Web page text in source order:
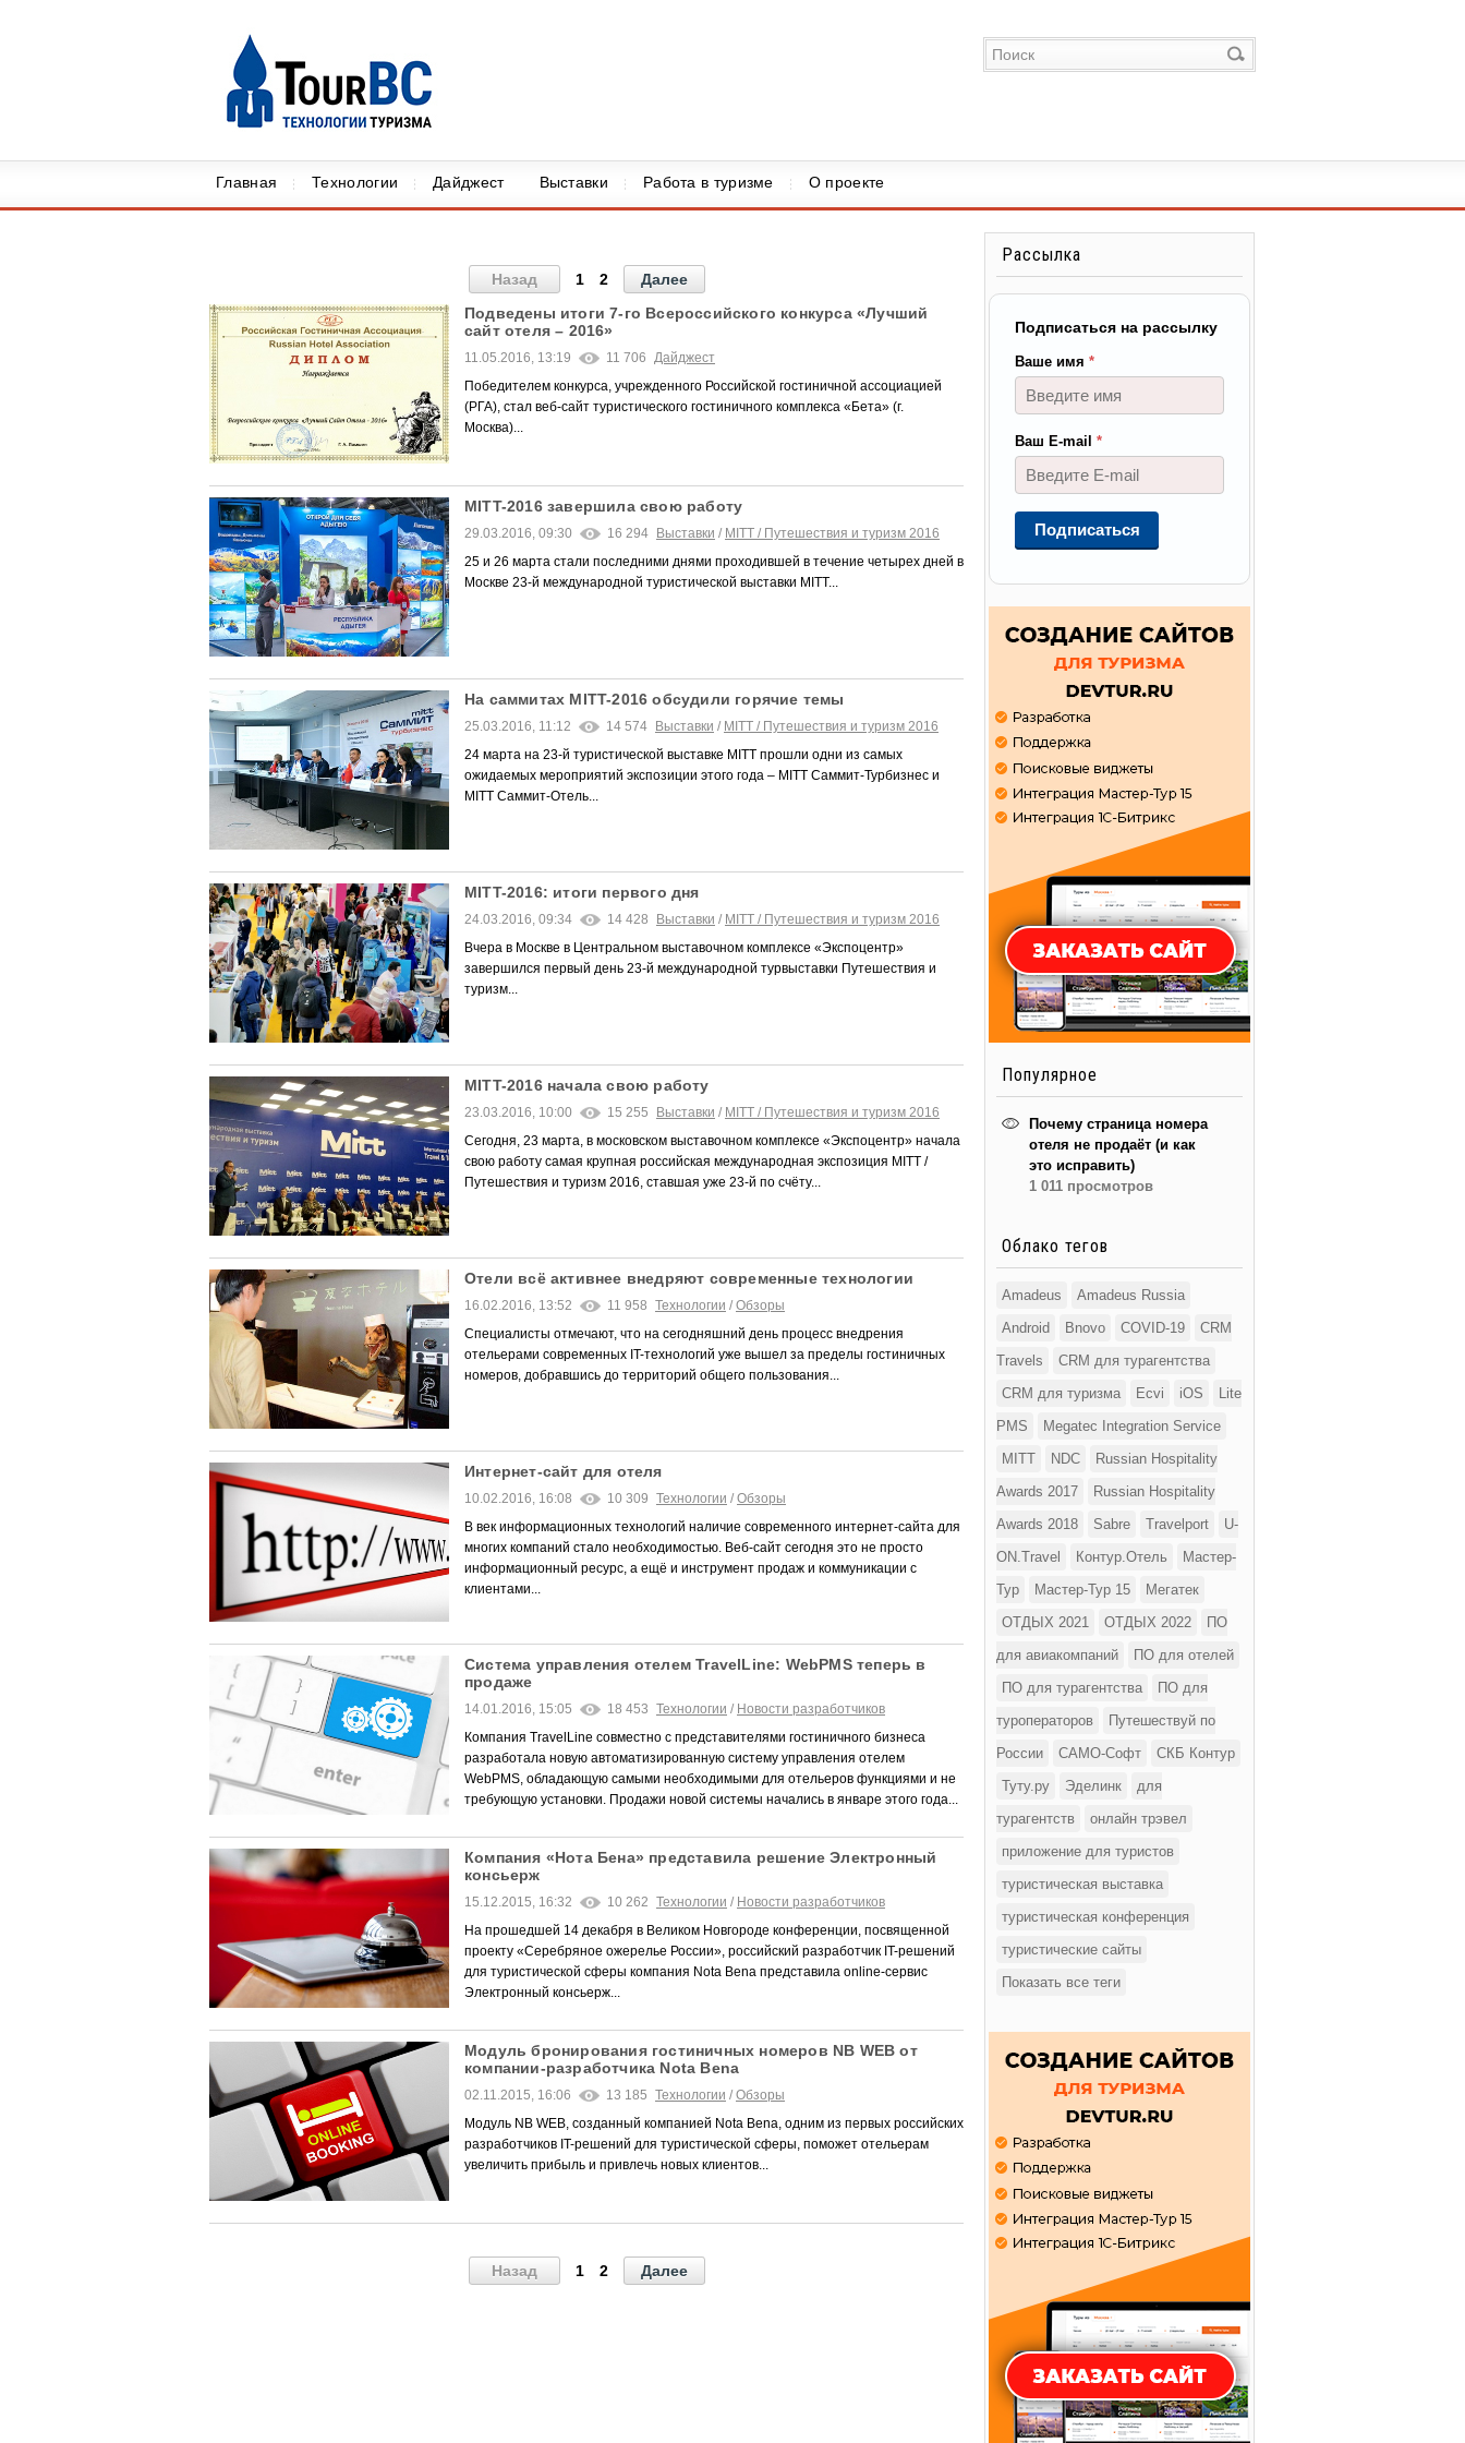
Главная Технологии Дайджест Выставки Работа в туризме О проекте
Назад 1 2
Далее
Подведены итоги 7-го Всероссийского конкурса «Лучший
сайт отеля – 2016»
11.05.2016, 13:19 11 706 Дайджест
Победителем конкурса, учрежденного Российской гостиничной ассоциацией
(РГА), стал веб-сайт туристического гостиничного комплекса «Бета» (г.
Москва)...
MITT-2016 завершила свою работу
29.03.2016, 09:30 16 294 Выставки / MITT / Путешествия и туризм 2016
25 и 26 марта стали последними днями проходившей в течение четырех дней в
Москве 23-й международной туристической выставки MITT...
На саммитах MITT-2016 обсудили горячие темы
25.03.2016, 11:12 14 574 Выставки / MITT / Путешествия и туризм 2016
24 марта на 23-й туристической выставке MITT прошли одни из самых
ожидаемых мероприятий экспозиции этого года – MITT Саммит-Турбизнес и
MITT Саммит-Отель...
MITT-2016: итоги первого дня
24.03.2016, 09:34 14 428 Выставки / MITT / Путешествия и туризм 2016
Вчера в Москве в Центральном выставочном комплексе «Экспоцентр»
завершился первый день 23-й международной турвыставки Путешествия и
туризм...
MITT-2016 начала свою работу
23.03.2016, 10:00 15 255 Выставки / MITT / Путешествия и туризм 2016
Сегодня, 23 марта, в московском выставочном комплексе «Экспоцентр» начала
свою работу самая крупная российская международная экспозиция MITT /
Путешествия и туризм 2016, ставшая уже 23-й по счёту...
Отели всё активнее внедряют современные технологии
16.02.2016, 13:52 11 958 Технологии / Обзоры
Специалисты отмечают, что на сегодняшний день процесс внедрения
отельерами современных IT-технологий уже вышел за пределы гостиничных
номеров, добравшись до территорий общего пользования...
Интернет-сайт для отеля
10.02.2016, 16:08 10 309 Технологии / Обзоры
В век информационных технологий наличие современного интернет-сайта для
многих компаний стало необходимостью. Веб-сайт сегодня это не просто
информационный ресурс, а ещё и инструмент продаж и коммуникации с
клиентами...
Система управления отелем TravelLine: WebPMS теперь в
продаже
14.01.2016, 15:05 18 453 Технологии / Новости разработчиков
Компания TravelLine совместно с представителями гостиничного бизнеса
разработала новую автоматизированную систему управления отелем
WebPMS, обладающую самыми необходимыми для отельеров функциями и не
требующую установки. Продажи новой системы начались в январе этого года...
Компания «Нота Бена» представила решение Электронный
консьерж
15.12.2015, 16:32 10 262 Технологии / Новости разработчиков
На прошедшей 14 декабря в Великом Новгороде конференции, посвященной
проекту «Серебряное ожерелье России», российский разработчик IT-решений
для туристической сферы компания Nota Bena представила online-сервис
Электронный консьерж...
Модуль бронирования гостиничных номеров NB WEB от
компании-разработчика Nota Bena
02.11.2015, 16:06 13 185 Технологии / Обзоры
Модуль NB WEB, созданный компанией Nota Bena, одним из первых российских
разработчиков IT-решений для туристической сферы, поможет отельерам
увеличить прибыль и привлечь новых клиентов...
Назад 1 2 Далее
Рассылка
Подписаться на рассылку
Ваше имя *
Ваш E-mail *
Подписаться
Популярное
Почему страница номера
отеля не продаёт (и как
это исправить)
1 011 просмотров
Облако тегов
Amadeus
Amadeus Russia
Android
Bnovo COVID-19
CRM
Travels
CRM для турагентства
CRM для туризма
Ecvi iOS
Lite
PMS
Megatec Integration Service
MITT
NDC
Russian Hospitality
Awards 2017
Russian Hospitality
Awards 2018
Sabre Travelport
U-
ON.Travel
Контур.Отель
Мастер-
Тур
Мастер-Тур 15
Мегатек
ОТДЫХ 2021
ОТДЫХ 2022
ПО
для авиакомпаний
ПО для отелей
ПО для турагентства
ПО для
туроператоров
Путешествуй по
России
САМО-Софт
СКБ Контур
Туту.ру
Эделинк
для
турагентств
онлайн трэвел
приложение для туристов
туристическая выставка
туристическая конференция
туристические сайты
Показать все теги